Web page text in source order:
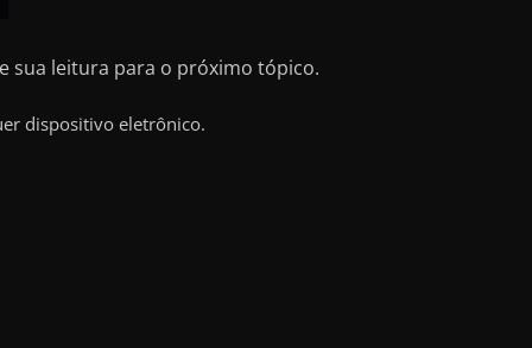
sua leitura para o próximo tópico.
dispositivo eletrônico.